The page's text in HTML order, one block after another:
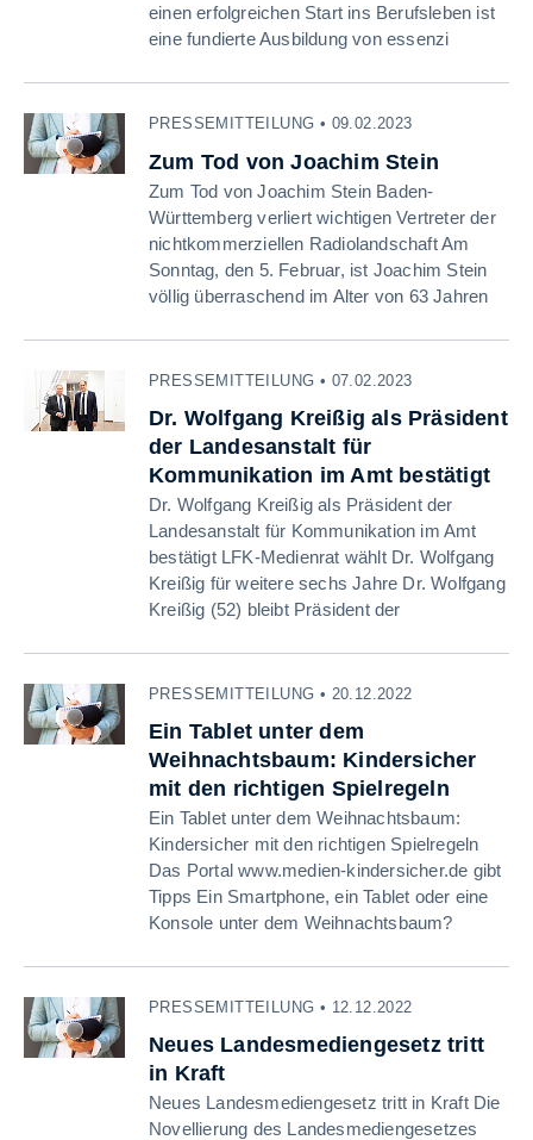
einen erfolgreichen Start ins Berufsleben ist
eine fundierte Ausbildung von essenzi
PRESSEMITTEILUNG • 09.02.2023
Zum Tod von Joachim Stein
Zum Tod von Joachim Stein Baden-
Württemberg verliert wichtigen Vertreter der
nichtkommerziellen Radiolandschaft Am
Sonntag, den 5. Februar, ist Joachim Stein
völlig überraschend im Alter von 63 Jahren
PRESSEMITTEILUNG • 07.02.2023
Dr. Wolfgang Kreißig als Präsident
der Landesanstalt für
Kommunikation im Amt bestätigt
Dr. Wolfgang Kreißig als Präsident der
Landesanstalt für Kommunikation im Amt
bestätigt LFK-Medienrat wählt Dr. Wolfgang
Kreißig für weitere sechs Jahre Dr. Wolfgang
Kreißig (52) bleibt Präsident der
PRESSEMITTEILUNG • 20.12.2022
Ein Tablet unter dem
Weihnachtsbaum: Kindersicher
mit den richtigen Spielregeln
Ein Tablet unter dem Weihnachtsbaum:
Kindersicher mit den richtigen Spielregeln
Das Portal www.medien-kindersicher.de gibt
Tipps Ein Smartphone, ein Tablet oder eine
Konsole unter dem Weihnachtsbaum?
PRESSEMITTEILUNG • 12.12.2022
Neues Landesmediengesetz tritt
in Kraft
Neues Landesmediengesetz tritt in Kraft Die
Novellierung des Landesmediengesetzes